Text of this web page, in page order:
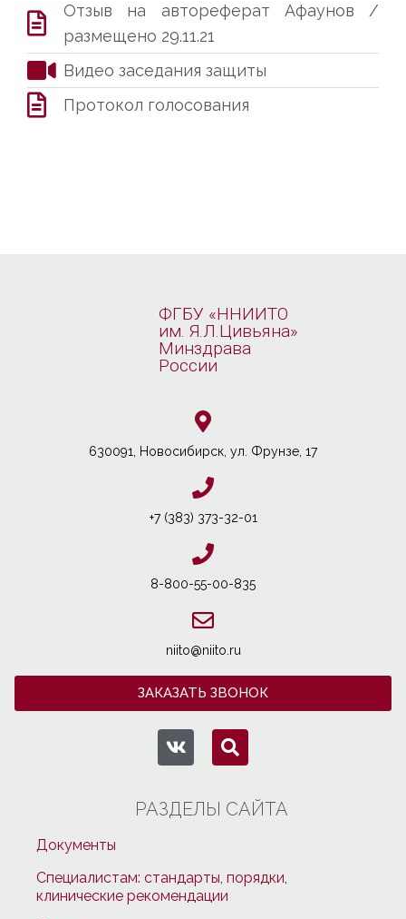
Отзыв на автореферат Афаунов /
размещено 29.11.21
Видео заседания защиты
Протокол голосования
ФГБУ «ННИИТО
им. Я.Л.Цивьяна»
Минздрава
России
630091, Новосибирcк, ул. Фрунзе, 17
+7 (383) 373-32-01
8-800-55-00-835
niito@niito.ru
ЗАКАЗАТЬ ЗВОНОК
РАЗДЕЛЫ САЙТА
Документы
Специалистам: стандарты, порядки,
клинические рекомендации